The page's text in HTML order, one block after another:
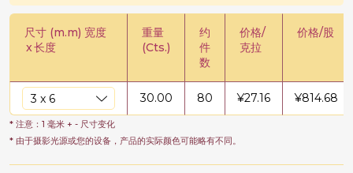
尺寸 (m.m) 宽度
x长度
重量
(Cts.)
约
件
数
价格/
克拉
价格/股
30.00 80 ¥27.16 ¥814.68
* 注意：1 毫米 + - 尺寸变化
* 由于摄影光源或您的设备，产品的实际颜色可能略有不同。